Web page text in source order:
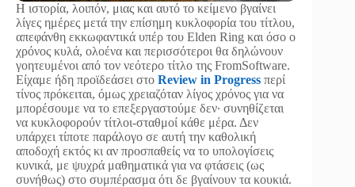
Η ιστορία, λοιπόν, μιας και αυτό το κείμενο βγαίνει
λίγες ημέρες μετά την επίσημη κυκλοφορία του τίτλου,
απεφάνθη εκκωφαντικά υπέρ του Elden Ring και όσο ο
χρόνος κυλά, ολοένα και περισσότεροι θα δηλώνουν
γοητευμένοι από τον νεότερο τίτλο της FromSoftware.
Είχαμε ήδη προϊδεάσει στο Review in Progress περί
τίνος πρόκειται, όμως χρειαζόταν λίγος χρόνος για να
μπορέσουμε να το επεξεργαστούμε δεν∙ συνηθίζεται
να κυκλοφορούν τίτλοι-σταθμοί κάθε μέρα. Δεν
υπάρχει τίποτε παράλογο σε αυτή την καθολική
αποδοχή εκτός κι αν προσπαθείς να το υπολογίσεις
κυνικά, με ψυχρά μαθηματικά για να φτάσεις (ως
συνήθως) στο συμπέρασμα ότι δε βγαίνουν τα κουκιά.